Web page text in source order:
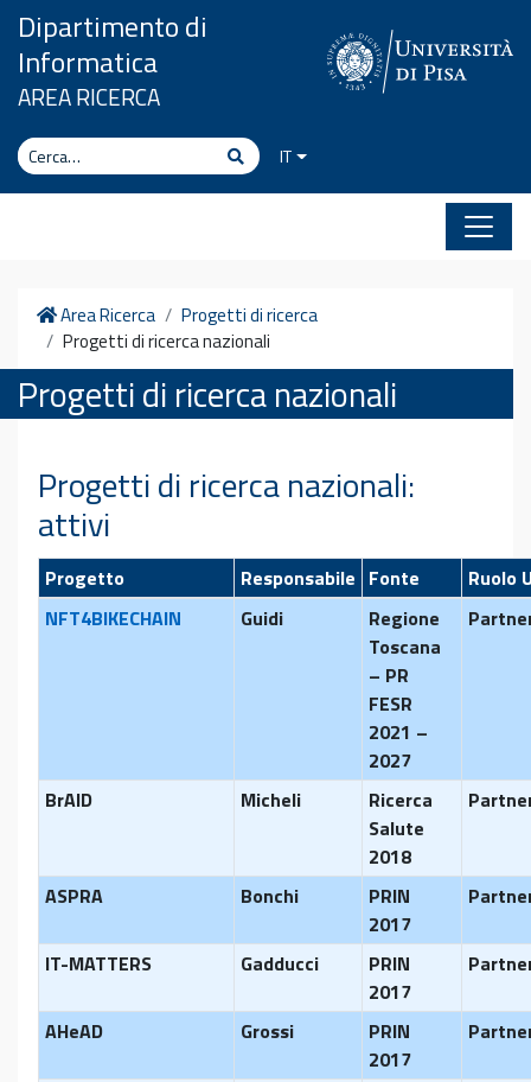
Vai al contenuto
Dipartimento di
Informatica
AREA RICERCA
Cerca CercaIT
Home
Area Ricerca
Progetti di ricerca
Progetti di ricerca nazionali
Progetti di ricerca nazionali
Progetti di ricerca nazionali:
attivi
NFT4BIKECHAIN Guidi
Regione
Toscana
– PR
FESR
2021 –
2027
BrAID Micheli
Ricerca
Salute
2018
ASPRA Bonchi
PRIN
2017
IT-MATTERS Gadducci
PRIN
2017
AHeAD Grossi
PRIN
2017
Progetto Responsabile Fonte Ruolo